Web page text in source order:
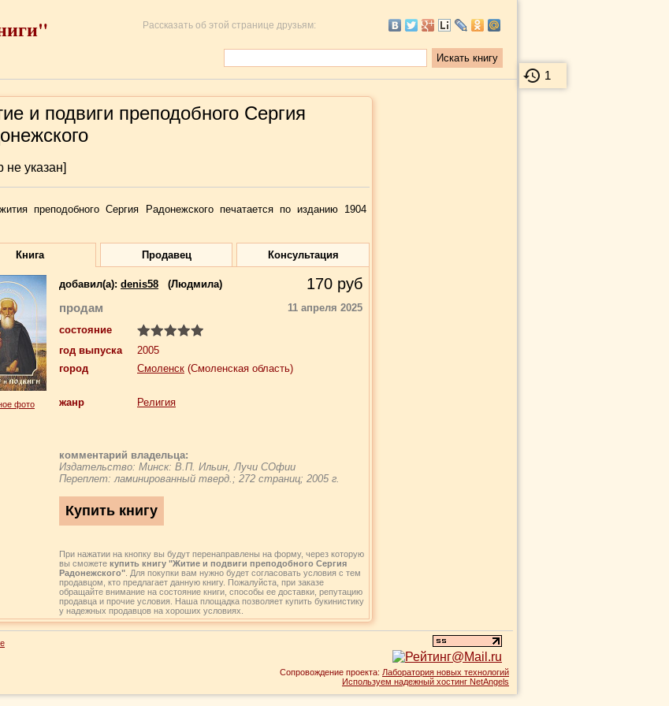
1
Рассказать об этой странице друзьям:
и подвиги преподобного Сергия
не указан]
преподобного Сергия Радонежского печатается по изданию 1904
Книга Продавец Консультация
фото
добавил(a): denis58 (Людмила) 170 руб
продам
11 апреля 2025
состояние
год выпуска
2005
город
Смоленск (Смоленская область)
жанр Религия
комментарий владельца:
Издательство: Минск: В.П. Ильин, Лучи СОфии
Переплет: ламинированный тверд.; 272 страниц; 2005 г.
При нажатии на кнопку вы будут перенаправлены на форму, через которую
вы сможете купить книгу "Житие и подвиги преподобного Сергия
Радонежского" . Для покупки вам нужно будет согласовать условия с тем
продавцом, кто предлагает данную книгу. Пожалуйста, при заказе
обращайте внимание на состояние книги, способы ее доставки, репутацию
продавца и прочие условия. Наша площадка позволяет купить букинистику
у надежных продавцов на хороших условиях.
Сопровождение проекта: Лаборатория новых технологий
Используем надежный хостинг NetAngels